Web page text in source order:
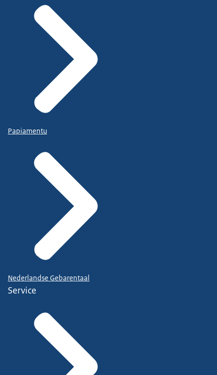
Papiamentu
Nederlandse Gebarentaal
Service